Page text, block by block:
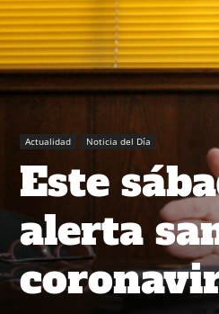
Actualidad Noticia del Día
Este
alerta